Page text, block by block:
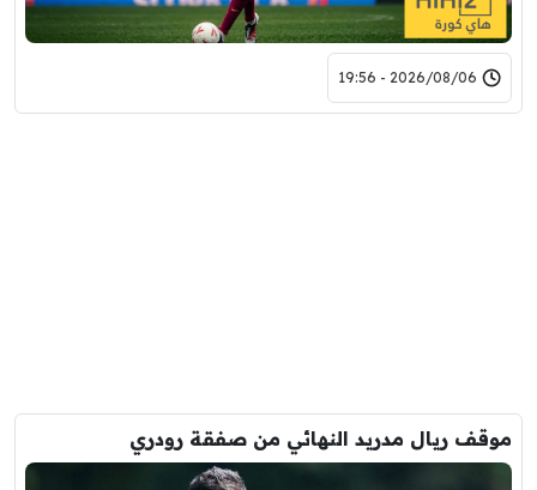
2026/08/06 - 19:56
موقف ريال مدريد النهائي من صفقة رودري